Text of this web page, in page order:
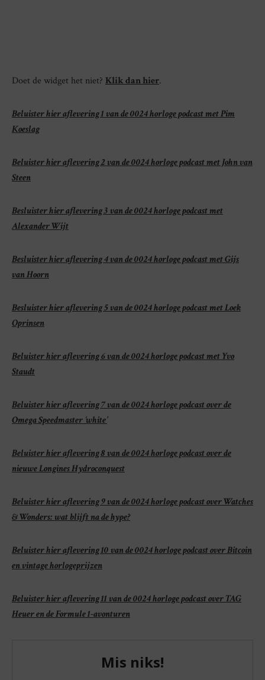
Doet de widget het niet? Klik dan hier.
Beluister hier aflevering 1 van de 0024 horloge podcast met Pim
Koeslag
Beluister hier aflevering 2 van de 0024 horloge podcast met John van
Steen
Besluister hier aflevering 3 van de 0024 horloge podcast met
Alexander Wijt
Besluister hier aflevering 4 van de 0024 horloge podcast met Gijs
van Hoorn
Besluister hier aflevering 5 van de 0024 horloge podcast met Loek
Oprinsen
Beluister hier aflevering 6 van de 0024 horloge podcast met Yvo
Staudt
Beluister hier aflevering 7 van de 0024 horloge podcast over de
Omega Speedmaster ‘white’
Beluister hier aflevering 8 van de 0024 horloge podcast over de
nieuwe Longines Hydroconquest
Beluister hier aflevering 9 van de 0024 horloge podcast over Watches
& Wonders: wat blijft na de hype?
Beluister hier aflevering 10 van de 0024 horloge podcast over Bitcoin
en vintage horlogeprijzen
Beluister hier aflevering 11 van de 0024 horloge podcast over TAG
Heuer en de Formule 1-avonturen